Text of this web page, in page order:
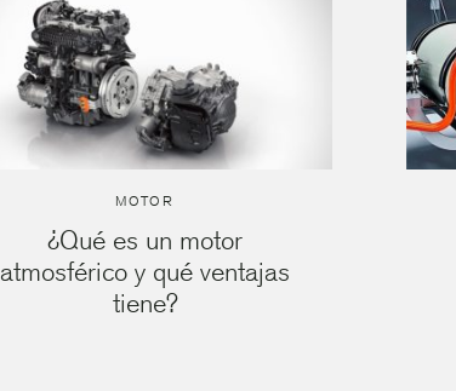
MOTOR
¿Qué es un motor
atmosférico y qué ventajas
tiene?